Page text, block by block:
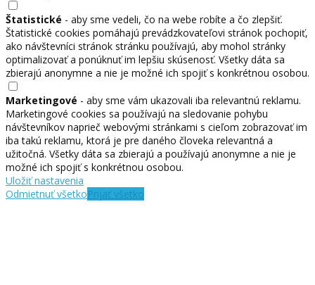
Štatistické - aby sme vedeli, čo na webe robíte a čo zlepšiť.
Štatistické cookies pomáhajú prevádzkovateľovi stránok pochopiť,
ako návštevníci stránok stránku používajú, aby mohol stránky
optimalizovať a ponúknuť im lepšiu skúsenosť. Všetky dáta sa
zbierajú anonymne a nie je možné ich spojiť s konkrétnou osobou.
Marketingové - aby sme vám ukazovali iba relevantnú reklamu.
Marketingové cookies sa používajú na sledovanie pohybu
návštevníkov naprieč webovými stránkami s cieľom zobrazovať im
iba takú reklamu, ktorá je pre daného človeka relevantná a
užitočná. Všetky dáta sa zbierajú a používajú anonymne a nie je
možné ich spojiť s konkrétnou osobou.
Uložiť nastavenia
Odmietnuť všetkoPrijať všetko